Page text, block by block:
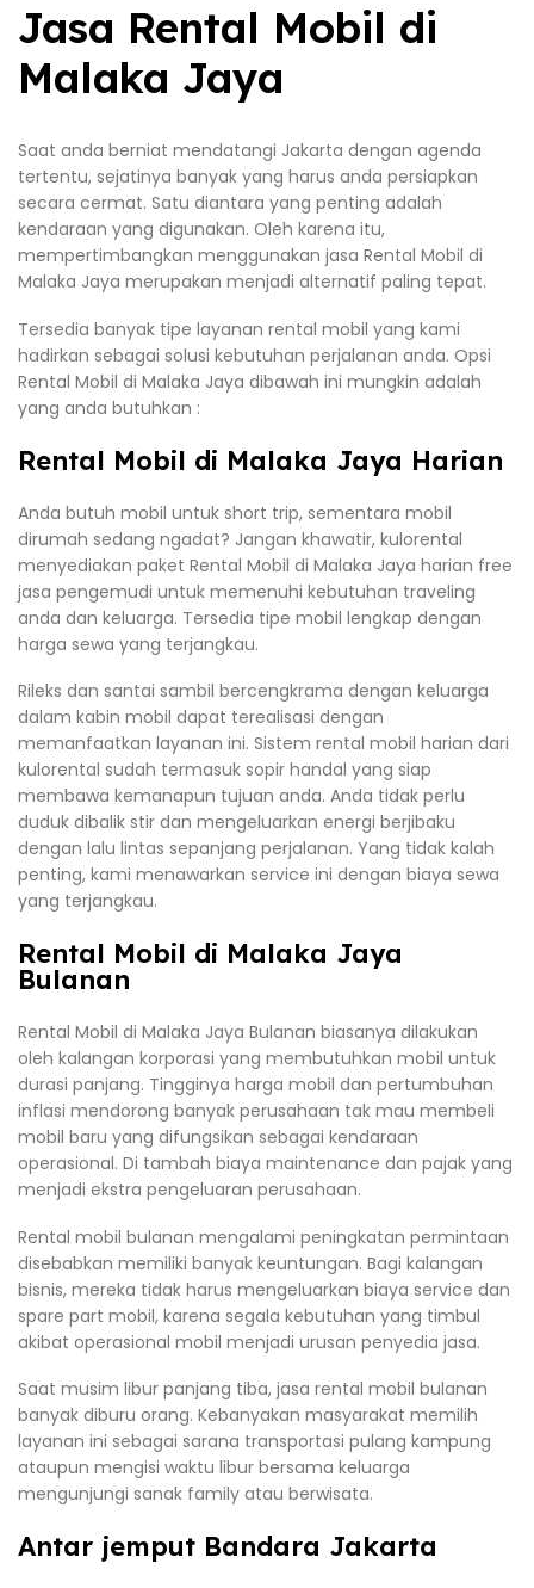
Jasa Rental Mobil di
Malaka Jaya
Saat anda berniat mendatangi Jakarta dengan agenda
tertentu, sejatinya banyak yang harus anda persiapkan
secara cermat. Satu diantara yang penting adalah
kendaraan yang digunakan. Oleh karena itu,
mempertimbangkan menggunakan jasa Rental Mobil di
Malaka Jaya merupakan menjadi alternatif paling tepat.
Tersedia banyak tipe layanan rental mobil yang kami
hadirkan sebagai solusi kebutuhan perjalanan anda. Opsi
Rental Mobil di Malaka Jaya dibawah ini mungkin adalah
yang anda butuhkan :
Rental Mobil di Malaka Jaya Harian
Anda butuh mobil untuk short trip, sementara mobil
dirumah sedang ngadat? Jangan khawatir, kulorental
menyediakan paket Rental Mobil di Malaka Jaya harian free
jasa pengemudi untuk memenuhi kebutuhan traveling
anda dan keluarga. Tersedia tipe mobil lengkap dengan
harga sewa yang terjangkau.
Rileks dan santai sambil bercengkrama dengan keluarga
dalam kabin mobil dapat terealisasi dengan
memanfaatkan layanan ini. Sistem rental mobil harian dari
kulorental sudah termasuk sopir handal yang siap
membawa kemanapun tujuan anda. Anda tidak perlu
duduk dibalik stir dan mengeluarkan energi berjibaku
dengan lalu lintas sepanjang perjalanan. Yang tidak kalah
penting, kami menawarkan service ini dengan biaya sewa
yang terjangkau.
Rental Mobil di Malaka Jaya
Bulanan
Rental Mobil di Malaka Jaya Bulanan biasanya dilakukan
oleh kalangan korporasi yang membutuhkan mobil untuk
durasi panjang. Tingginya harga mobil dan pertumbuhan
inflasi mendorong banyak perusahaan tak mau membeli
mobil baru yang difungsikan sebagai kendaraan
operasional. Di tambah biaya maintenance dan pajak yang
menjadi ekstra pengeluaran perusahaan.
Rental mobil bulanan mengalami peningkatan permintaan
disebabkan memiliki banyak keuntungan. Bagi kalangan
bisnis, mereka tidak harus mengeluarkan biaya service dan
spare part mobil, karena segala kebutuhan yang timbul
akibat operasional mobil menjadi urusan penyedia jasa.
Saat musim libur panjang tiba, jasa rental mobil bulanan
banyak diburu orang. Kebanyakan masyarakat memilih
layanan ini sebagai sarana transportasi pulang kampung
ataupun mengisi waktu libur bersama keluarga
mengunjungi sanak family atau berwisata.
Antar jemput Bandara Jakarta